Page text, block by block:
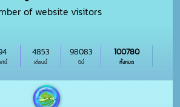
of website visitors
ห์นี้ เดือนนี้
4853
ปีนี้
98083
ทั้งหมด
100780